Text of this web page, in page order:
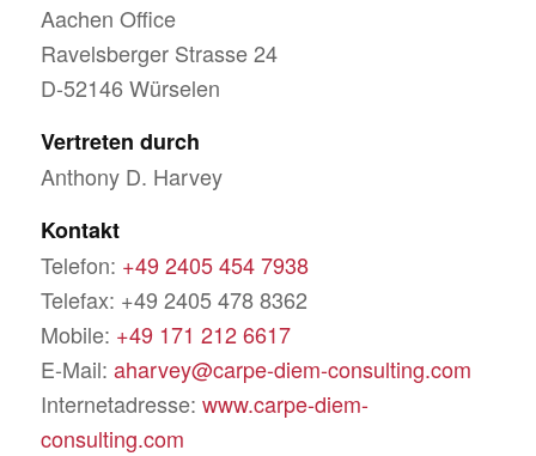
Aachen Office
Ravelsberger Strasse 24
D-52146 Würselen
Vertreten durch
Anthony D. Harvey
Kontakt
Telefon: +49 2405 454 7938
Telefax: +49 2405 478 8362
Mobile: +49 171 212 6617
E-Mail: aharvey@carpe-diem-consulting.com
Internetadresse: www.carpe-diem-
consulting.com